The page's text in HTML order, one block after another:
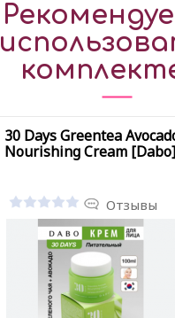
30 Days Greentea
Nourishing Cream [Dabo]
Отзывы